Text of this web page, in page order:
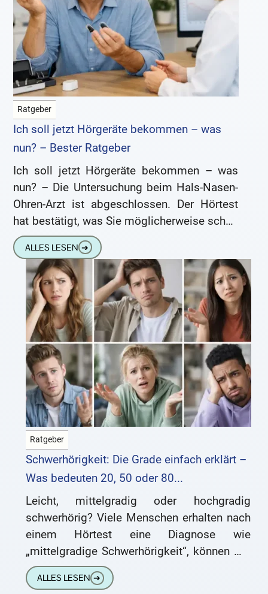
Ratgeber
Ich soll jetzt Hörgeräte bekommen – was
nun? – Bester Ratgeber
Ich soll jetzt Hörgeräte bekommen – was
nun? – Die Untersuchung beim Hals-Nasen-
Ohren-Arzt ist abgeschlossen. Der Hörtest
hat bestätigt, was Sie möglicherweise schon
seit längerer Zeit geahnt haben: Ihr Gehör
ALLES LESEN ➔
Ratgeber
Schwerhörigkeit: Die Grade einfach erklärt –
Was bedeuten 20, 50 oder 80...
Leicht, mittelgradig oder hochgradig
schwerhörig? Viele Menschen erhalten nach
einem Hörtest eine Diagnose wie
„mittelgradige Schwerhörigkeit“, können mit
dieser Aussage aber zunächst wenig
anfangen. Was bedeuten diese Begriffe
ALLES LESEN ➔